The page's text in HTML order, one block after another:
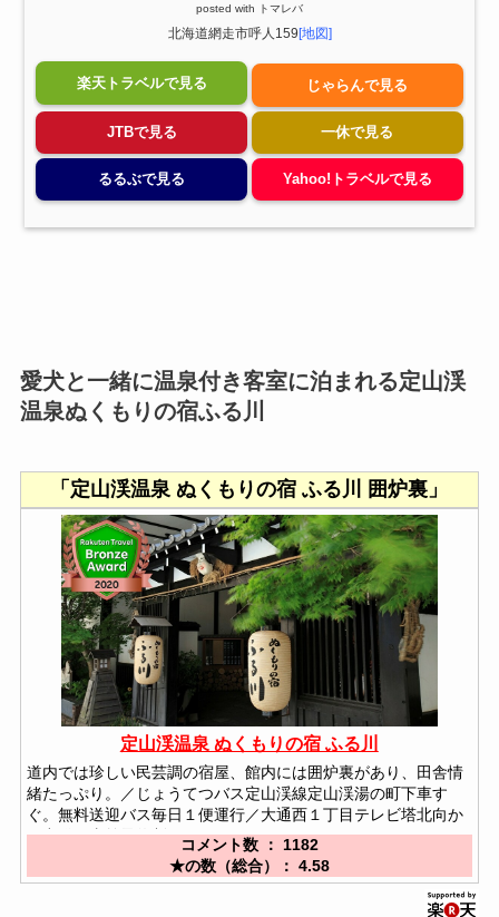
posted with トマレバ
北海道網走市呼人159 [地図]
楽天トラベルで見る じゃらんで見る
JTBで見る 一休で見る
るるぶで見る Yahoo!トラベルで見る
愛犬と一緒に温泉付き客室に泊まれる定山渓
温泉ぬくもりの宿ふる川
「定山渓温泉 ぬくもりの宿 ふる川 囲炉裏」
定山渓温泉 ぬくもりの宿 ふる川
道内では珍しい民芸調の宿屋、館内には囲炉裏があり、田舎情
緒たっぷり。／じょうてつバス定山渓線定山渓湯の町下車す
ぐ。無料送迎バス毎日１便運行／大通西１丁目テレビ塔北向か
い出発。事前予約制。コメント数 ： 1182
★の数（総合）： 4.58